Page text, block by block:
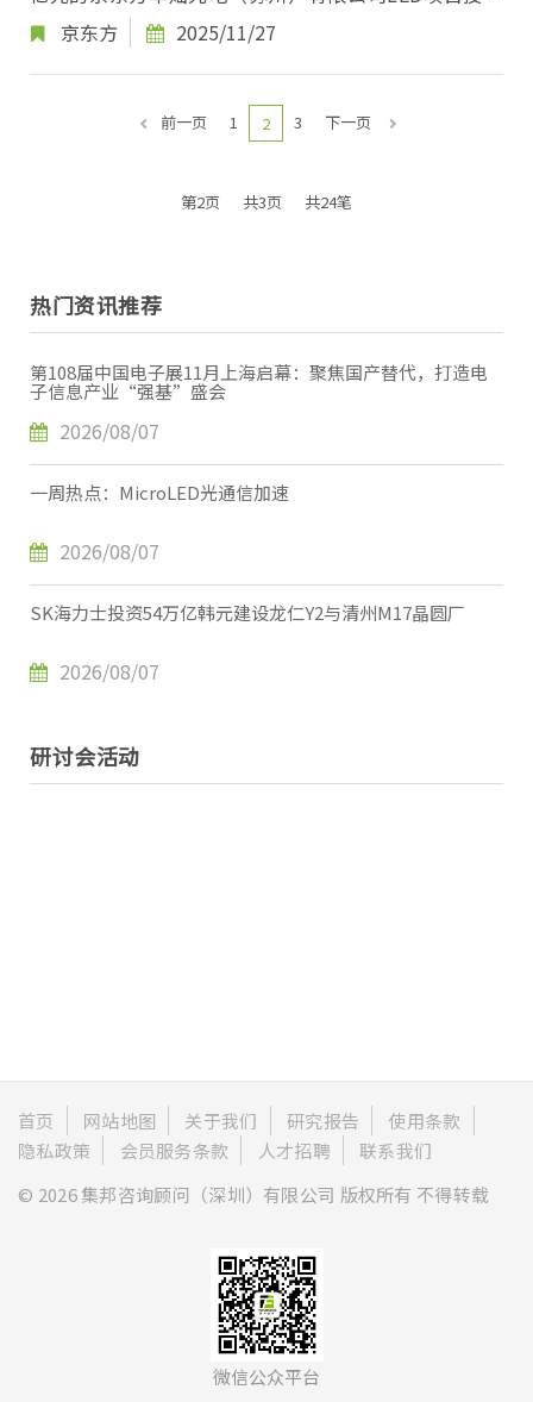
仪式在张家港经开区举行。 图片来源：张家港...
京东方 2025/11/27
前一页 1 2 3 下一页
第2页 共3页 共24笔
热门资讯推荐
第108届中国电子展11月上海启幕：聚焦国产替代，打造电
子信息产业“强基”盛会
2026/08/07
一周热点：MicroLED光通信加速
2026/08/07
SK海力士投资54万亿韩元建设龙仁Y2与清州M17晶圆厂
2026/08/07
研讨会活动
首页 网站地图 关于我们 研究报告
使用条款
隐私政策
会员服务条款 人才招聘
联系我们
© 2026 集邦咨询顾问（深圳）有限公司 版权所有 不得转载
微信公众平台